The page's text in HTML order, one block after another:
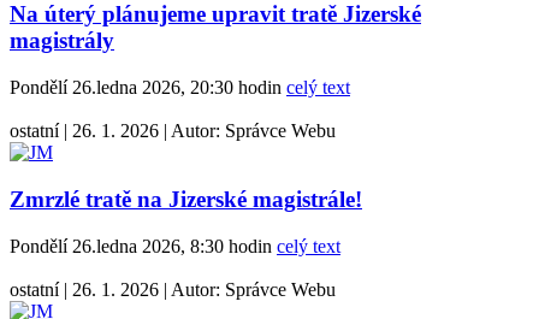
Na úterý plánujeme upravit tratě Jizerské
magistrály
Pondělí 26.ledna 2026, 20:30 hodin celý text
ostatní | 26. 1. 2026 | Autor: Správce Webu
Zmrzlé tratě na Jizerské magistrále!
Pondělí 26.ledna 2026, 8:30 hodin celý text
ostatní | 26. 1. 2026 | Autor: Správce Webu